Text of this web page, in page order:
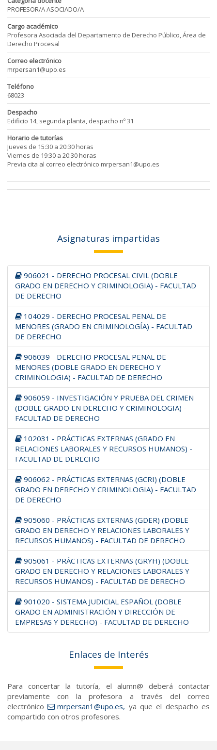
PROFESOR/A ASOCIADO/A
Cargo académico
Profesora Asociada del Departamento de Derecho Público, Área de
Derecho Procesal
Correo electrónico
mrpersan1@upo.es
Teléfono
68023
Despacho
Edificio 14, segunda planta, despacho nº 31
Horario de tutorías
Jueves de 15:30 a 20:30 horas
Viernes de 19:30 a 20:30 horas
Previa cita al correo electrónico mrpersan1@upo.es
Asignaturas impartidas
906021 - DERECHO PROCESAL CIVIL (DOBLE
GRADO EN DERECHO Y CRIMINOLOGIA) - FACULTAD
DE DERECHO
104029 - DERECHO PROCESAL PENAL DE
MENORES (GRADO EN CRIMINOLOGÍA) - FACULTAD
DE DERECHO
906039 - DERECHO PROCESAL PENAL DE
MENORES (DOBLE GRADO EN DERECHO Y
CRIMINOLOGIA) - FACULTAD DE DERECHO
906059 - INVESTIGACIÓN Y PRUEBA DEL CRIMEN
(DOBLE GRADO EN DERECHO Y CRIMINOLOGIA) -
FACULTAD DE DERECHO
102031 - PRÁCTICAS EXTERNAS (GRADO EN
RELACIONES LABORALES Y RECURSOS HUMANOS) -
FACULTAD DE DERECHO
906062 - PRÁCTICAS EXTERNAS (GCRI) (DOBLE
GRADO EN DERECHO Y CRIMINOLOGIA) - FACULTAD
DE DERECHO
905060 - PRÁCTICAS EXTERNAS (GDER) (DOBLE
GRADO EN DERECHO Y RELACIONES LABORALES Y
RECURSOS HUMANOS) - FACULTAD DE DERECHO
905061 - PRÁCTICAS EXTERNAS (GRYH) (DOBLE
GRADO EN DERECHO Y RELACIONES LABORALES Y
RECURSOS HUMANOS) - FACULTAD DE DERECHO
901020 - SISTEMA JUDICIAL ESPAÑOL (DOBLE
GRADO EN ADMINISTRACIÓN Y DIRECCIÓN DE
EMPRESAS Y DERECHO) - FACULTAD DE DERECHO
Enlaces de Interés
Para concertar la tutoría, el alumn@ deberá contactar
previamente con la profesora a través del correo
electrónico
mrpersan1@upo.es, ya que el despacho es
compartido con otros profesores.